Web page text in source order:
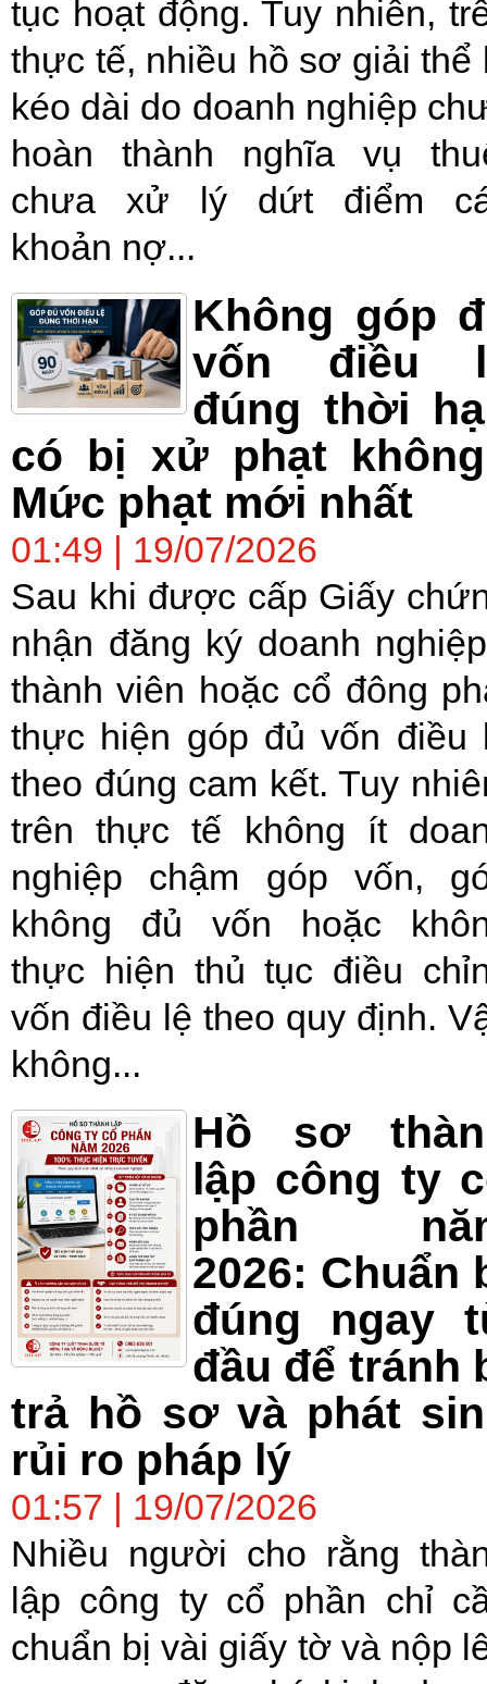
tục hoạt động. Tuy nhiên,
thực tế, nhiều hồ sơ giải thể
kéo dài do doanh nghiệp
hoàn thành nghĩa vụ
chưa xử lý dứt điểm
khoản nợ...
Không góp
vốn điều
đúng thời
có bị xử phạt
Mức phạt mới nhất
01:49 | 19/07/2026
Sau khi được cấp Giấy
nhận đăng ký doanh
thành viên hoặc cổ đông
thực hiện góp đủ vốn điều
theo đúng cam kết. Tuy
trên thực tế không ít
nghiệp chậm góp vốn,
không đủ vốn hoặc
thực hiện thủ tục điều
vốn điều lệ theo quy định.
không...
Hồ sơ
lập công ty
phần
2026: Chuẩn
đúng ngay
đầu để tránh
trả hồ sơ và phát
rủi ro pháp lý
01:57 | 19/07/2026
Nhiều người cho rằng
lập công ty cổ phần chỉ
chuẩn bị vài giấy tờ và nộp